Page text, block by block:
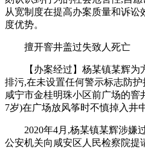
从宽制度在提高办案质量和诉讼
度优势。
擅开窨井盖过失致人死亡
【办案经过】杨某镇某辉
排污,在未设置任何警示标志防
咸宁市金桂明珠小区前广场的窨
7岁)在广场放风筝时不慎掉入井
2020年4月,杨某镇某辉涉嫌
公安机关向咸安区人民检察院提